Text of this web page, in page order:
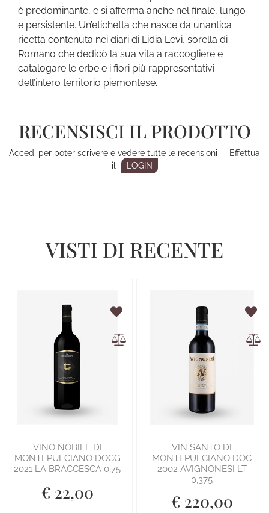
è predominante, e si afferma anche nel finale, lungo
e persistente. Un’etichetta che nasce da un’antica
ricetta contenuta nei diari di Lidia Levi, sorella di
Romano che dedicò la sua vita a raccogliere e
catalogare le erbe e i fiori più rappresentativi
dell’intero territorio piemontese.
RECENSISCI IL PRODOTTO
Accedi per poter scrivere e vedere tutte le recensioni -- Effettua
il
LOGIN
VISTI DI RECENTE
VINO NOBILE DI
MONTEPULCIANO DOCG
2021 LA BRACCESCA 0,75
€ 22,00
VIN SANTO DI
MONTEPULCIANO DOC
2002 AVIGNONESI LT
0,375
€ 220,00